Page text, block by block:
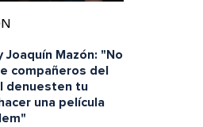
Joaquín Mazón: "No
compañeros del
denuesten tu
una película